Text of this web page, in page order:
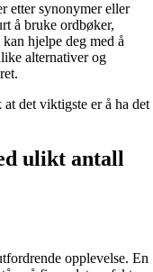
etter synonymer eller
å bruke ordbøker,
hjelpe deg med å
alternativer og
det viktigste er å ha det
ulikt antall
opplevelse. En